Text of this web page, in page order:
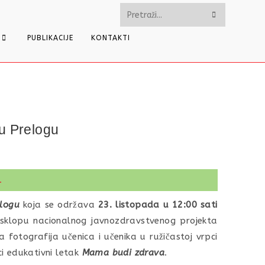
Pretražite
ovu
web
PUBLIKACIJE KONTAKTI
Prelogu
koja se održava 23. listopada u 12:00 sati
nacionalnog javnozdravstvenog projekta
fotografija učenica i učenika u ružičastoj vrpci
edukativni letak Mama budi zdrava.